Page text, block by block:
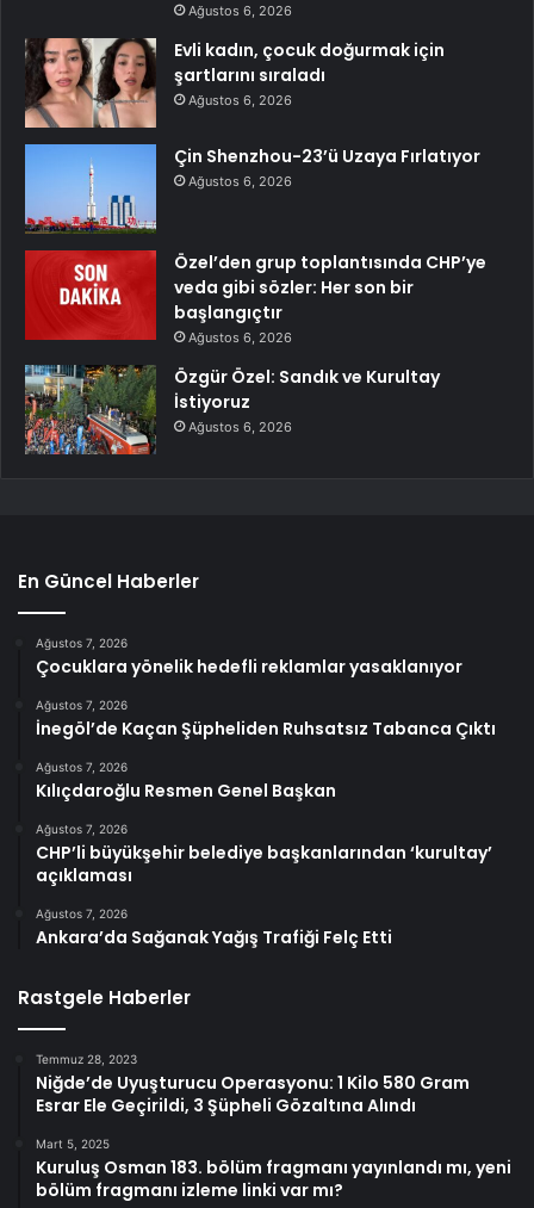
Ağustos 6, 2026
Evli kadın, çocuk doğurmak için
şartlarını sıraladı
Ağustos 6, 2026
Çin Shenzhou-23’ü Uzaya Fırlatıyor
Ağustos 6, 2026
Özel’den grup toplantısında CHP’ye
veda gibi sözler: Her son bir
başlangıçtır
Ağustos 6, 2026
Özgür Özel: Sandık ve Kurultay
İstiyoruz
Ağustos 6, 2026
En Güncel Haberler
Ağustos 7, 2026
Çocuklara yönelik hedefli reklamlar yasaklanıyor
Ağustos 7, 2026
İnegöl’de Kaçan Şüpheliden Ruhsatsız Tabanca Çıktı
Ağustos 7, 2026
Kılıçdaroğlu Resmen Genel Başkan
Ağustos 7, 2026
CHP’li büyükşehir belediye başkanlarından ‘kurultay’
açıklaması
Ağustos 7, 2026
Ankara’da Sağanak Yağış Trafiği Felç Etti
Rastgele Haberler
Temmuz 28, 2023
Niğde’de Uyuşturucu Operasyonu: 1 Kilo 580 Gram
Esrar Ele Geçirildi, 3 Şüpheli Gözaltına Alındı
Mart 5, 2025
Kuruluş Osman 183. bölüm fragmanı yayınlandı mı, yeni
bölüm fragmanı izleme linki var mı?